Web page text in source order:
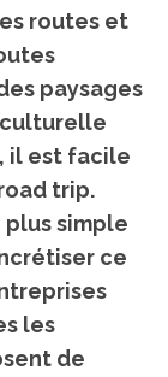
routes et
paysages
culturelle
il est facile
trip.
simple
ce
les
de